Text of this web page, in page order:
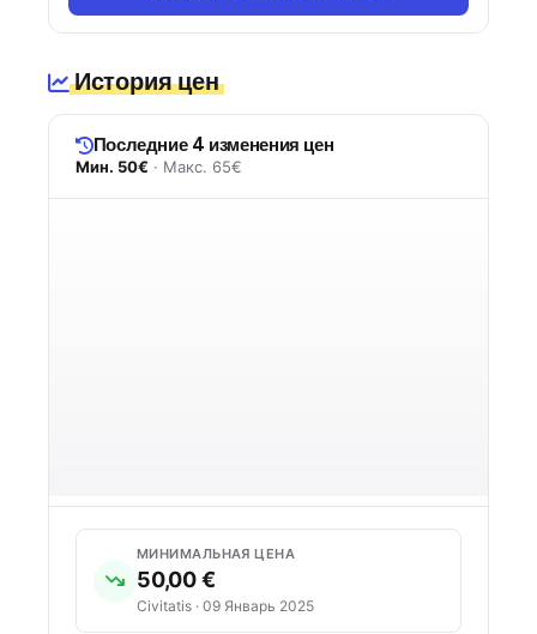
История цен
Последние 4 изменения цен
Мин. 50€ · Макс. 65€
МИНИМАЛЬНАЯ ЦЕНА
50,00 €
Civitatis · 09 Январь 2025